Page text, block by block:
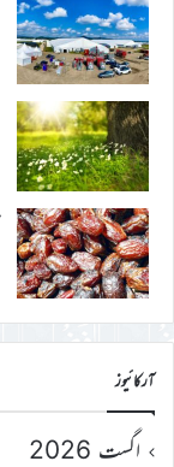
آرکائیوز
اگست 2026